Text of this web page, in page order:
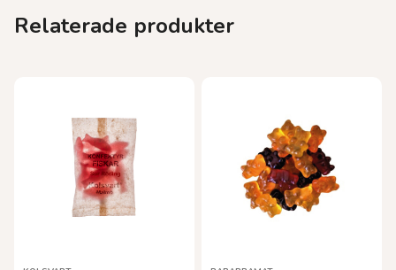
Relaterade produkter